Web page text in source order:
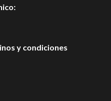
y condiciones